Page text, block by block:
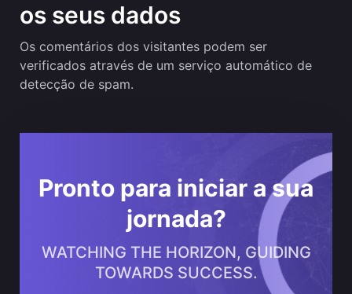
os seus dados
Os comentários dos visitantes podem ser
verificados através de um serviço automático de
detecção de spam.
Pronto para iniciar a sua
jornada?
WATCHING THE HORIZON, GUIDING
TOWARDS SUCCESS.